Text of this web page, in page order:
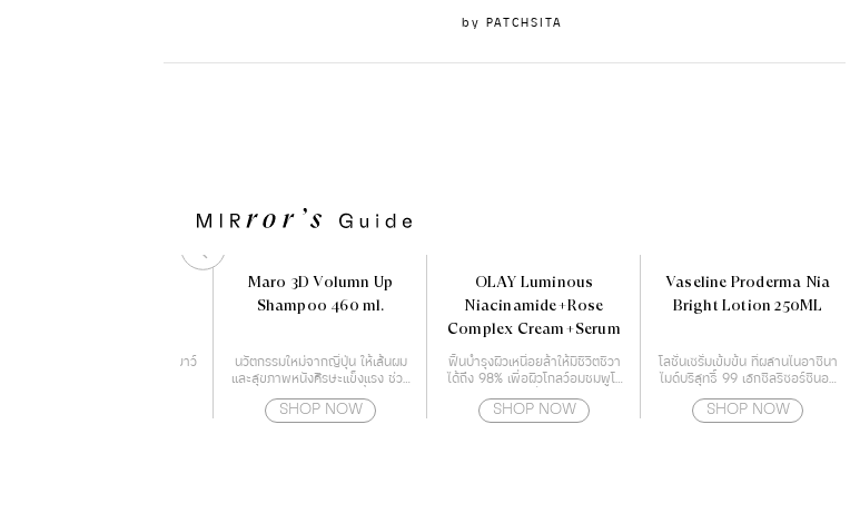
by PATCHSITA
โลชั่นบำรุงผิว ชุ่มชื่น แลดูอ่อนเยาว์
Maro 3D Volumn Up
Shampoo 460 ml.
นวัตกรรมใหม่จากญี่ปุ่น ให้เส้นผม
และสุขภาพหนังศีรษะแข็งแรง ช่วย
หนังศีรษะ สาเหตุของปัญหาผม
SHOP NOW
OLAY Luminous
Niacinamide+Rose
Complex Cream+Serum
ฟื้นบำรุงผิวเหนื่อยล้าให้มีชีวิตชีวา
ได้ถึง 98% เพื่อผิวโกลว์อมชมพูโร
SHOP NOW
Vaseline Proderma Nia
Bright Lotion 250ML
โลชั่นเซรั่มเข้มข้น ที่ผสานไนอาซินา
ไมด์บริสุทธิ์ 99 เฮกซิลรีซอร์ซินอล
SHOP NOW